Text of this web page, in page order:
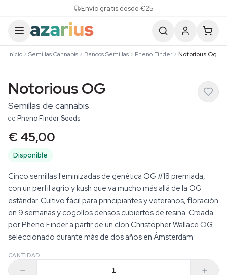
Envío gratis desde €25
Inicio Semillas Cannabis Bancos Semillas Pheno Finder Notorious Og
Notorious OG
Semillas de cannabis
de Pheno Finder Seeds
€ 45,00
Disponible
Cinco semillas feminizadas de genética OG #18 premiada,
con un perfil agrio y kush que va mucho más allá de la OG
estándar. Cultivo fácil para principiantes y veteranos, floración
en 9 semanas y cogollos densos cubiertos de resina. Creada
por Pheno Finder a partir de un clon Christopher Wallace OG
seleccionado durante más de dos años en Ámsterdam.
CANTIDAD